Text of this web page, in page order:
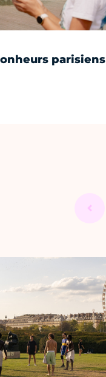
parisiens